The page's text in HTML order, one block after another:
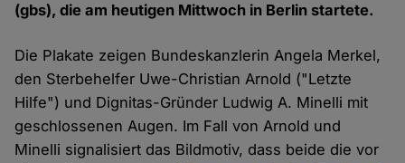
(gbs), die am heutigen Mittwoch in Berlin startete.
Die Plakate zeigen Bundeskanzlerin Angela Merkel,
den Sterbehelfer Uwe-Christian Arnold ("Letzte
Hilfe") und Dignitas-Gründer Ludwig A. Minelli mit
geschlossenen Augen. Im Fall von Arnold und
Minelli signalisiert das Bildmotiv, dass beide die vor